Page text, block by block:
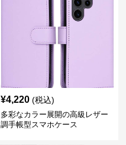
¥4,220 (税込)
多彩なカラー展開の高級レザー
調手帳型スマホケース